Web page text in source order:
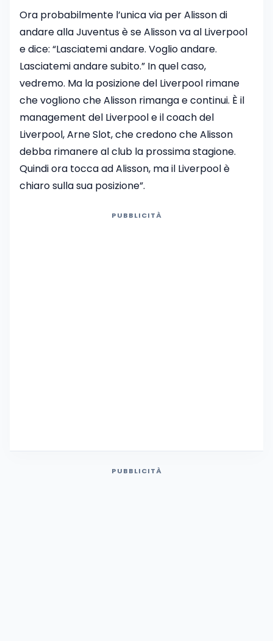
Ora probabilmente l’unica via per Alisson di
andare alla Juventus è se Alisson va al Liverpool
e dice: “Lasciatemi andare. Voglio andare.
Lasciatemi andare subito.” In quel caso,
vedremo. Ma la posizione del Liverpool rimane
che vogliono che Alisson rimanga e continui. È il
management del Liverpool e il coach del
Liverpool, Arne Slot, che credono che Alisson
debba rimanere al club la prossima stagione.
Quindi ora tocca ad Alisson, ma il Liverpool è
chiaro sulla sua posizione”.
PUBBLICITÀ
PUBBLICITÀ